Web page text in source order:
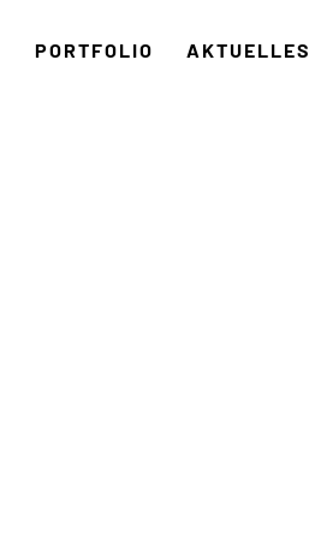
PORTFOLIO AKTUELLES